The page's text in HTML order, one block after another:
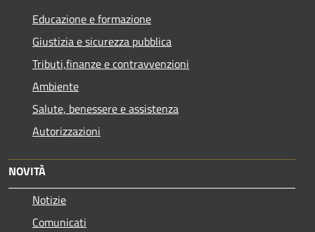
Educazione e formazione
Giustizia e sicurezza pubblica
Tributi,finanze e contravvenzioni
Ambiente
Salute, benessere e assistenza
Autorizzazioni
NOVITÀ
Notizie
Comunicati